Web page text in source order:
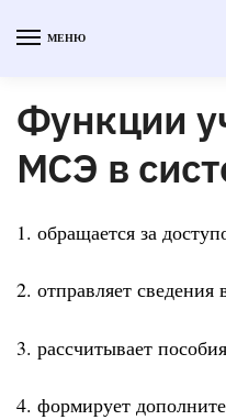
МЕНЮ
Функции
МСЭ в
1. обращается за
2. отправляет
3. рассчитывает
4. формирует